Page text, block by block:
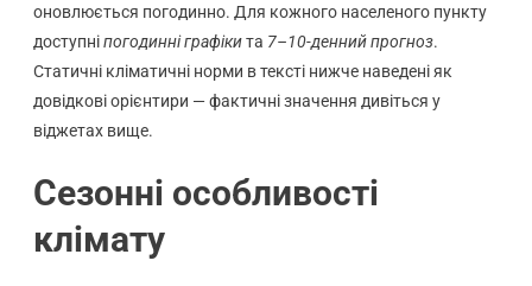
оновлюється погодинно. Для кожного населеного пункту
доступніпогодинні графікита 7–10-денний прогноз.
Статичні кліматичні норми в тексті нижче наведені як
довідкові орієнтири — фактичні значення дивіться у
віджетах вище.
Сезонні особливості
клімату